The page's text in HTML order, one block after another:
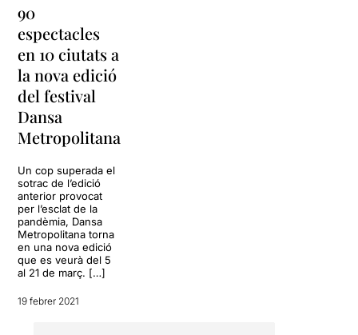
90
espectacles
en 10 ciutats a
la nova edició
del festival
Dansa
Metropolitana
Un cop superada el
sotrac de l’edició
anterior provocat
per l’esclat de la
pandèmia, Dansa
Metropolitana torna
en una nova edició
que es veurà del 5
al 21 de març. […]
19 febrer 2021